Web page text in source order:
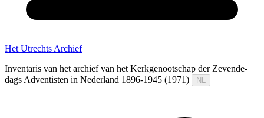
Het Utrechts Archief
Inventaris van het archief van het Kerkgenootschap der Zevende-
dags Adventisten in Nederland 1896-1945 (1971)
NL